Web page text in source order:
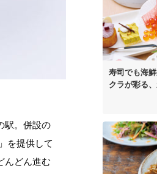
駅。併設の
を提供して
んどん進む
寿司でも海
クラが彩る、